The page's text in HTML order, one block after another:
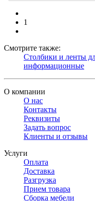
1
Смотрите также:
Столбики и ленты
информационные
О компании
О нас
Контакты
Реквизиты
Задать вопрос
Клиенты и отзывы
Услуги
Оплата
Доставка
Разгрузка
Прием товара
Сборка мебели